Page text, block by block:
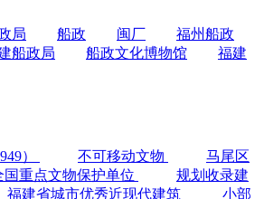
局 船政 闽厂
福州船政
船政局 船政文化博物馆
福建
） 不可移动文物
马尾区
国重点文物保护单位
规划收录建
福建省城市优秀近现代建筑 小部